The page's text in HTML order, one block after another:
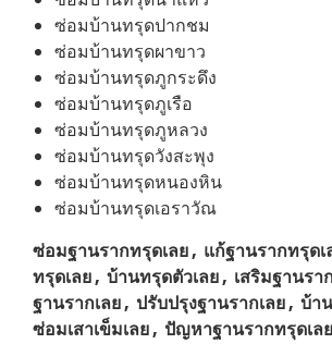
ซ่อมบ้านทรุดปากชม
ซ่อมบ้านทรุดผาขาว
ซ่อมบ้านทรุดภูกระดึง
ซ่อมบ้านทรุดภูเรือ
ซ่อมบ้านทรุดภูหลวง
ซ่อมบ้านทรุดวังสะพุง
ซ่อมบ้านทรุดหนองหิน
ซ่อมบ้านทรุดเอราวัณ
ซ่อมฐานรากทรุดเลย , แก้ฐานรากทรุด
ทรุดเลย , บ้านทรุดตัวเลย , เสริมฐานรา
ฐานรากเลย , ปรับปรุงฐานรากเลย , บ้า
ซ่อมเสาเข็มเลย , ปัญหาฐานรากทรุดเลย